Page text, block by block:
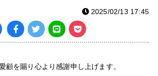
2025/02/13 17:45
顧を賜り心より感謝申し上げます。